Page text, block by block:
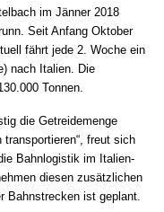
im Jänner 2018
Seit Anfang Oktober
fährt jede 2. Woche ein
nach Italien. Die
Tonnen.
die Getreidemenge
freut sich
Bahnlogistik im Italien-
diesen zusätzlichen
Bahnstrecken ist geplant.